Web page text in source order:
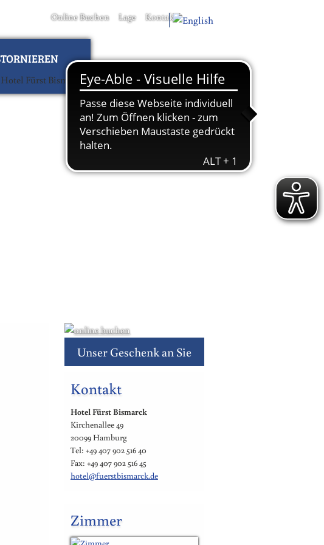
Online Buchen Lage Kontakt
Unser Geschenk an Sie
Kontakt
Hotel Fürst Bismarck
Kirchenallee 49
20099 Hamburg
Tel: +49 407 902 516 40
Fax: +49 407 902 516 45
hotel@fuerstbismarck.de
Zimmer